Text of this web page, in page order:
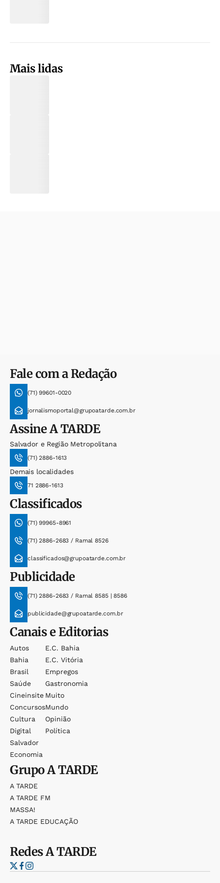
Mais lidas
Fale com a Redação
(71) 99601-0020
jornalismoportal@grupoatarde.com.br
AssineA TARDE
Salvador e Região Metropolitana
(71) 2886-1613
Demais localidades
71 2886-1613
Classificados
(71) 99965-8961
(71) 2886-2683 / Ramal 8526
classificados@grupoatarde.com.br
Publicidade
(71) 2886-2683 / Ramal 8585 | 8586
publicidade@grupoatarde.com.br
Canais e Editorias
Autos
Bahia
Brasil
Saúde
Cineinsite
Concursos
Cultura
Digital
Salvador
Economia
E.c. Bahia
E.c. Vitória
Empregos
Gastronomia
Muito
Mundo
Opinião
Política
GrupoA TARDE
A TARDE
A TARDE FM
MASSA!
A TARDE EDUCAÇÃO
RedesA TARDE